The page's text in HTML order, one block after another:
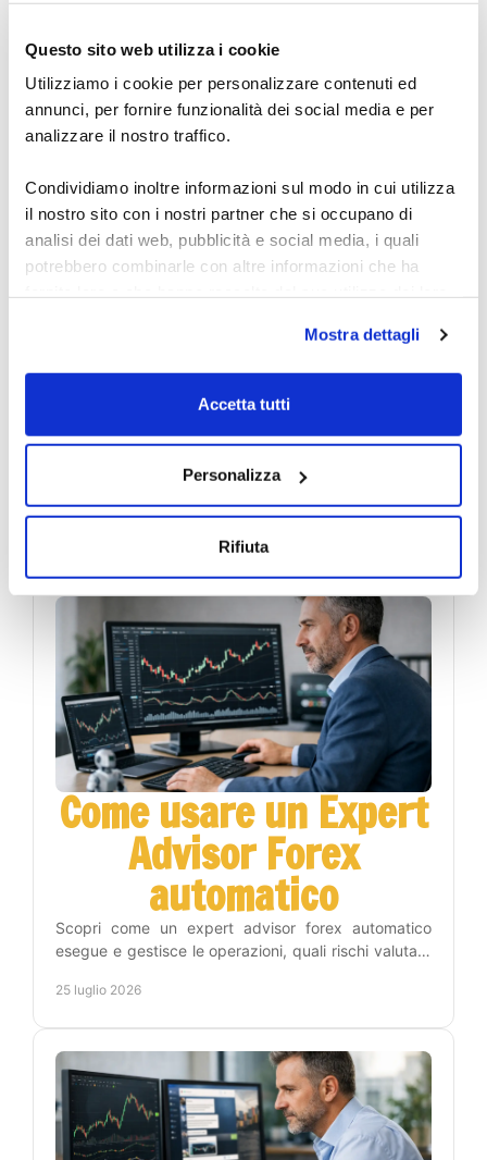
Questo sito web utilizza i cookie
Utilizziamo i cookie per personalizzare contenuti ed
annunci, per fornire funzionalità dei social media e per
analizzare il nostro traffico.
Condividiamo inoltre informazioni sul modo in cui utilizza
il nostro sito con i nostri partner che si occupano di
analisi dei dati web, pubblicità e social media, i quali
potrebbero combinarle con altre informazioni che ha
Alcune delle tue informazioni potrebbero essere inoltrate
e gestite da server di proprietà di Google situati al di fuori
Mostra dettagli
Accetta tutti
Personalizza
Rifiuta
metodo OTW, indicatori e automazione per studiare
27 luglio 2026
Indicatore Forex:
segnali acquisto e
vendita
Scopri come usare un indicatore Forex per segnali di
rischio con un metodo operativo disciplinato.
Come usare un Expert
Advisor Forex
automatico
Scopri come un expert advisor forex automatico
esegue e gestisce le operazioni, quali rischi valutare
25 luglio 2026